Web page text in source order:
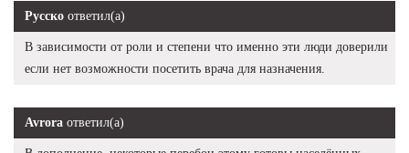
Русско ответил(а)
В зависимости от роли и степени что именно эти люди доверили
если нет возможности посетить врача для назначения.
Avrora ответил(а)